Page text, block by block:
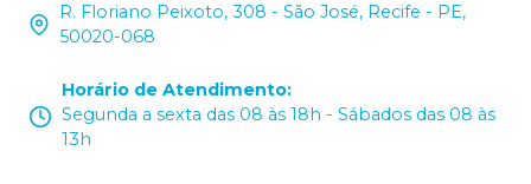
R. Floriano Peixoto, 308 - São José, Recife - PE,
50020-068
Horário de Atendimento:
Segunda a sexta das 08 às 18h - Sábados das 08 às
13h